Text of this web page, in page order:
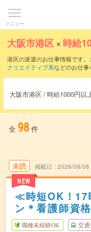
メニュー
大阪市港区 × 時給
港区の派遣のお仕事情報です。
クリエイティブ系などのお仕事
時給1200円以上・1800円以上
当サイトでは法令を遵守し、
大阪市港区 / 時給1000円以
全 98件
未読
NEW
掲載日 2026/08/08
≪時短OK！17
ン＊看護師資
職種未経験OK 交通